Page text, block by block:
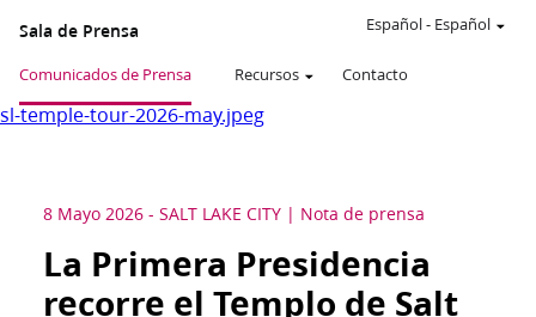
Sala de Prensa
Comunicados de Prensa Recursos Contacto
Español- Español
sl-temple-tour-2026-may.jpeg
8 Mayo 2026 - SALT LAKE CITY Nota de prensa
La Primera Presidencia
recorre el Templo de Salt